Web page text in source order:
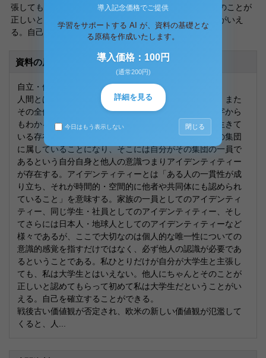
張しても、私は大学生とはいえない。他人にちゃんとそのことが
正しいと認めてもらって初めて私は大学生だということがいえ
る。自己を確立することができる。
資料の原本内容
自立・個・identityとは何か
人間とは「社会的存在として人格を中心に考えたひと、また
その全体」という意味であるらしい。「人」という漢字から
もわかるように我々は誰か他の人や集団と支え合って生きて
いる存在である。生きている限り、我々は必ずどこかの集団
に属していることになり、そこには自分がその集団の一員で
あるという自分自身と他人の意識つまりアイデンティティー
が存在する。アイデンティティーとは「ある人の一貫性が成
り立ち、それが時間的・空間的に他者や共同体にも認められ
ていること」を意味する。家族の一員としてのアイデンティ
ティー、同じ学生・社員としてのアイデンティティー、そし
てさらには日本人・地球人としてのアイデンティティーなど
様々であるが、ここで大切なのは個人的な唯一性についての
意識的感覚を指すだけではなく、必ず他人の認識が必要であ
るということである。私ひとりだけが自分が大学生と主張し
ても、私は大学生とはいえない。他人にちゃんとそのことが
正しいと認めてもらって初めて私は大学生だということがい
える。自己を確立することができる。
戦後古い価値観が否定され、欧米の新しい価値観が氾濫して
くると、人...
導入記念価格でご提供
学習をサポートする AI が、資料の基礎とな
る原稿を作成いたします。
導入価格：100円
(通常200円)
詳細を見る
今日はもう表示しない 閉じる